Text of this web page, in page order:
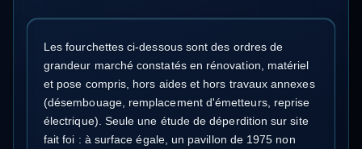
Les fourchettes ci-dessous sont des ordres de
grandeur marché constatés en rénovation, matériel
et pose compris, hors aides et hors travaux annexes
(désembouage, remplacement d'émetteurs, reprise
électrique). Seule une étude de déperdition sur site
fait foi : à surface égale, un pavillon de 1975 non